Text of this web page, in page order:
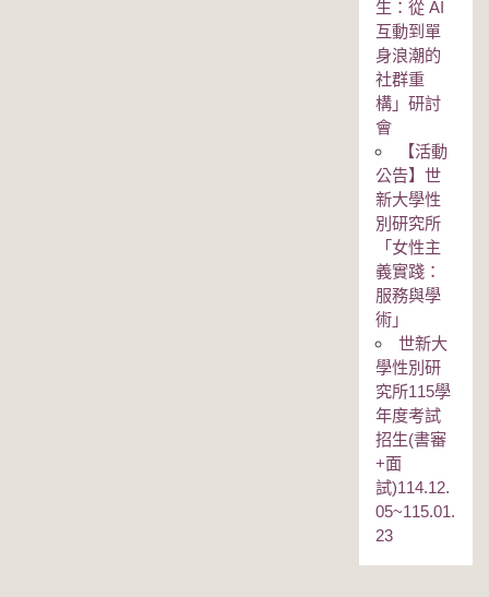
生：從 AI
互動到單
身浪潮的
社群重
構」研討
會
【活動
公告】世
新大學性
別研究所
「女性主
義實踐：
服務與學
術」
世新大
學性別研
究所115學
年度考試
招生(書審
+面
試)114.12.
05~115.01.
23